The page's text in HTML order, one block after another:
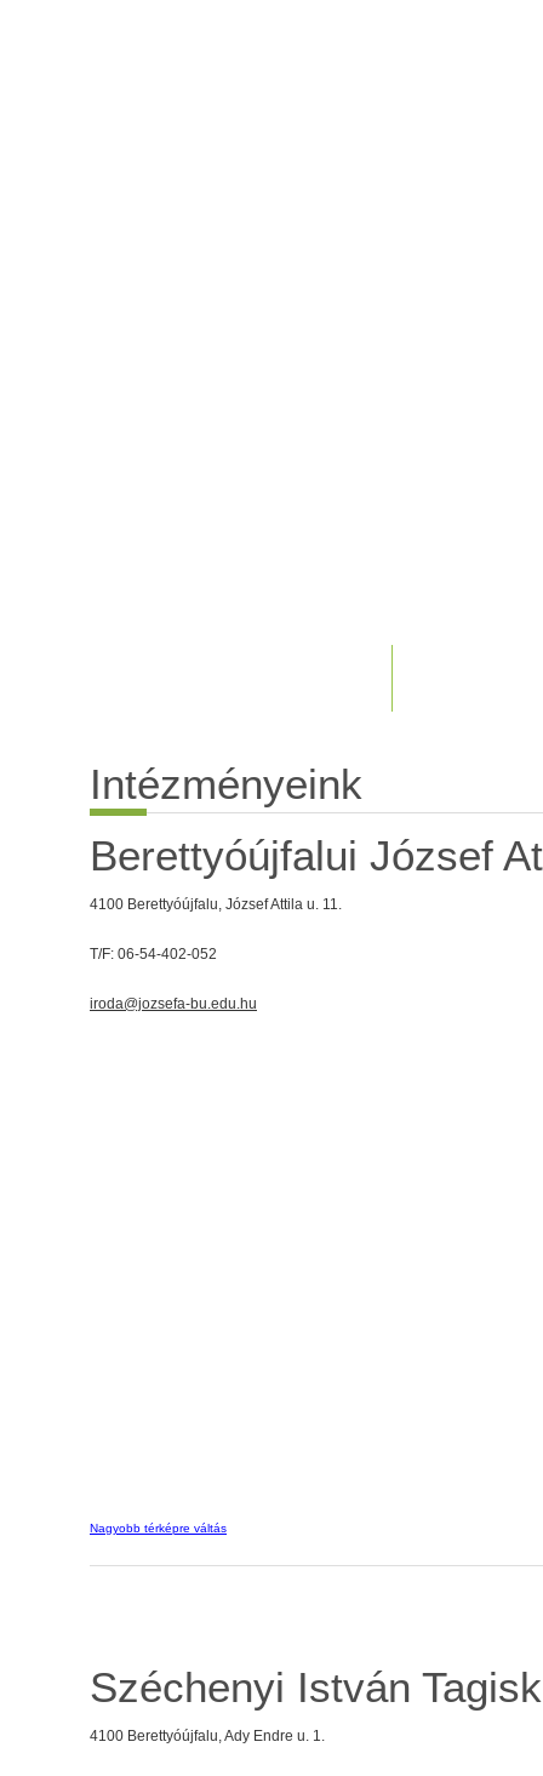
Intézményeink
Berettyóújfalui József
4100 Berettyóújfalu, József Attila u. 11.
T/F: 06-54-402-052
iroda@jozsefa-bu.edu.hu
Nagyobb térképre váltás
Széchenyi István
4100 Berettyóújfalu, Ady Endre u. 1.